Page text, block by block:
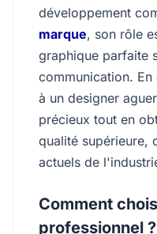
développement
marque, son rôle
graphique parfaite
communication.
à un designer
précieux tout en
qualité supérieure,
actuels de
Comment
professionnel ?